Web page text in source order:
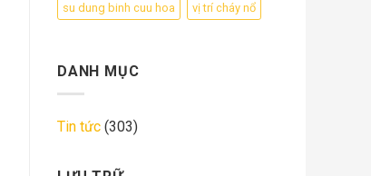
su dung binh cuu hoa vị trí cháy nổ
DANH MỤC
Tin tức (303)